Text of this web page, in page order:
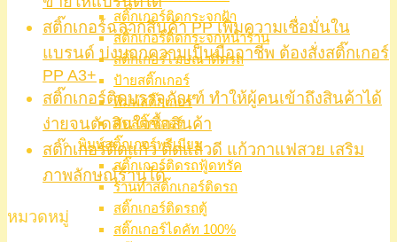
สติ๊กเกอร์ติดกระจกฝ้า
สติ๊กเกอร์ติดกระจกหน้าร้าน
สติ๊กเกอร์โฆษณาติดรถ
ป้ายสติ๊กเกอร์
พิมพ์สติ๊กเกอร์
ตัดสติ๊กเกอร์
พิมพ์สติ๊กเกอร์พรีเมียม
สติ๊กเกอร์ติดรถฟู้ดทรัค
ร้านทำสติ๊กเกอร์ติดรถ
สติ๊กเกอร์ติดรถตู้
สติ๊กเกอร์ไดคัท 100%
สติ๊กเกอร์ฉลากสินค้า PP เพิ่มความเชื่อมั่นใน
แบรนด์ บ่งบอกความเป็นมืออาชีพ ต้องสั่งสติ๊กเกอร์
PP A3+
สติ๊กเกอร์ติดบรรจุภัณฑ์ ทำให้ผู้คนเข้าถึงสินค้าได้
ง่ายจนตัดสินใจซื้อสินค้า
สติ๊กเกอร์ติดแก้ว ติดแล้วดี แก้วกาแฟสวย เสริม
ภาพลักษณ์ร้านได้
หมวดหมู่